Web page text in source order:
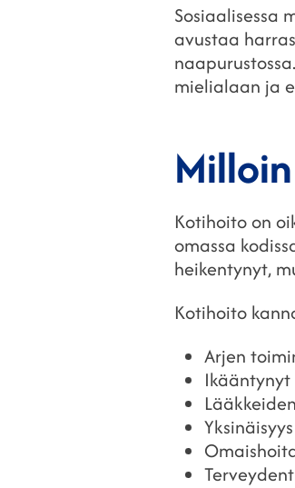
Sosiaalisessa
avustaa
mielialaan ja
Kotihoito on
omassa
heikentynyt,
Kotihoito
Arjen